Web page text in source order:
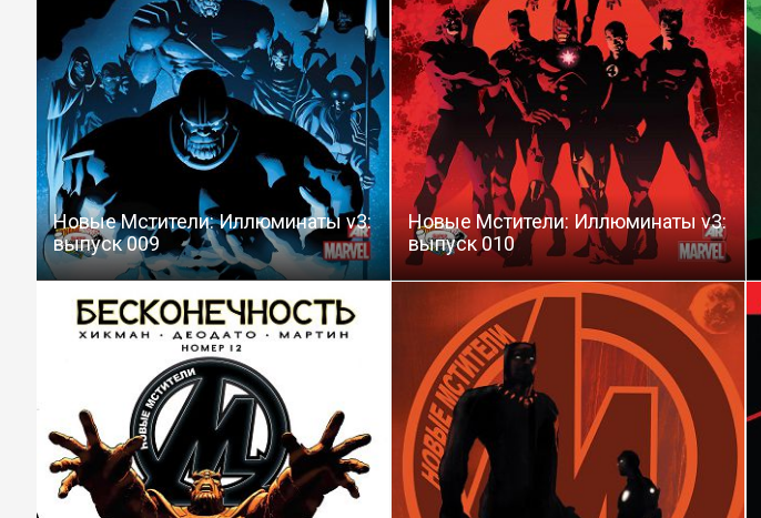
Новые Мстители: Иллюминаты v3:
выпуск 009
Новые Мстители: Иллюминаты v3:
выпуск 010